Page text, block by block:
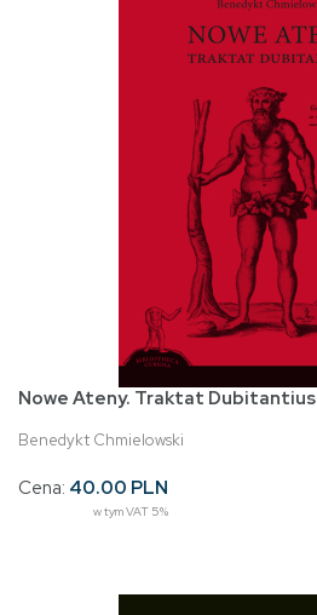
Nowe Ateny. Traktat Dubitantius
Benedykt Chmielowski
Cena: 40.00 PLN
w tym VAT 5%